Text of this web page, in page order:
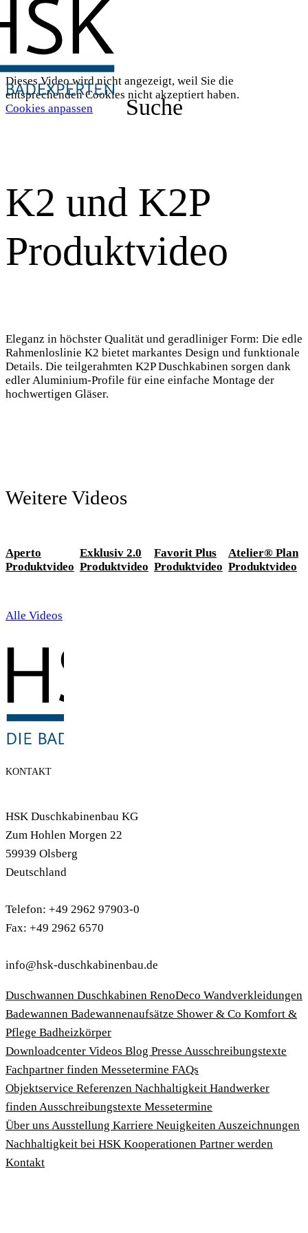
Suche
Dieses Video wird nicht angezeigt, weil Sie die
entsprechenden Cookies nicht akzeptiert haben.
Cookies anpassen
K2 und K2P
Produktvideo
Eleganz in höchster Qualität und geradliniger Form: Die edle
Rahmenloslinie K2 bietet markantes Design und funktionale
Details. Die teilgerahmten K2P Duschkabinen sorgen dank
edler Aluminium-Profile für eine einfache Montage der
hochwertigen Gläser.
Weitere Videos
Aperto
Produktvideo
Exklusiv 2.0
Produktvideo
Favorit Plus
Produktvideo
Atelier® Plan
Produktvideo
Alle Videos
KONTAKT
HSK Duschkabinenbau KG
Zum Hohlen Morgen 22
59939 Olsberg
Deutschland
Telefon: +49 2962 97903-0
Fax: +49 2962 6570
info@hsk-duschkabinenbau.de
Duschwannen Duschkabinen RenoDeco Wandverkleidungen
Badewannen Badewannenaufsätze Shower & Co Komfort &
Pflege Badheizkörper
Download­center Videos Blog Presse Ausschreibungstexte
Fachpartner finden Messetermine FAQs
Objektservice Referenzen Nachhaltigkeit Handwerker
findenAusschreibungstexte Messetermine
Über uns Ausstellung Karriere NeuigkeitenAuszeichnungen
Nachhaltigkeit bei HSK Kooperationen Partner werden
Kontakt